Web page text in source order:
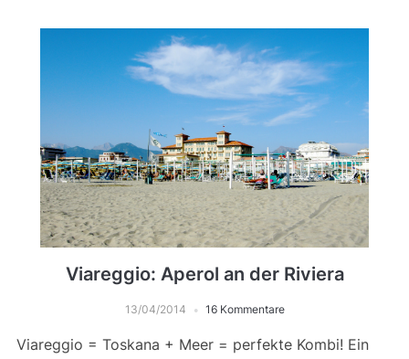
Viareggio: Aperol an der Riviera
13/04/2014 16 Kommentare
Viareggio = Toskana + Meer = perfekte Kombi! Ein